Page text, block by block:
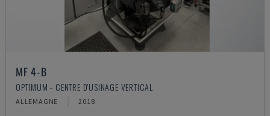
MF 4-B
OPTIMUM - CENTRE D'USINAGE VERTICAL
ALLEMAGNE 2018